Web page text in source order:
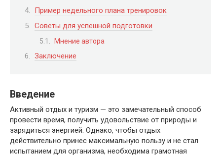
Пример недельного плана тренировок
Советы для успешной подготовки
Мнение автора
Заключение
Введение
Активный отдых и туризм — это замечательный способ
провести время, получить удовольствие от природы и
зарядиться энергией. Однако, чтобы отдых
действительно принес максимальную пользу и не стал
испытанием для организма, необходима грамотная